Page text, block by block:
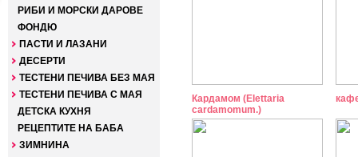
РИБИ И МОРСКИ ДАРОВЕ
ФОНДЮ
ПАСТИ И ЛАЗАНИ
ДЕСЕРТИ
ТЕСТЕНИ ПЕЧИВА БЕЗ МАЯ
ТЕСТЕНИ ПЕЧИВА С МАЯ
ДЕТСКА КУХНЯ
РЕЦЕПТИТЕ НА БАБА
ЗИМНИНА
Кардамом (Elettaria
cardamomum.)